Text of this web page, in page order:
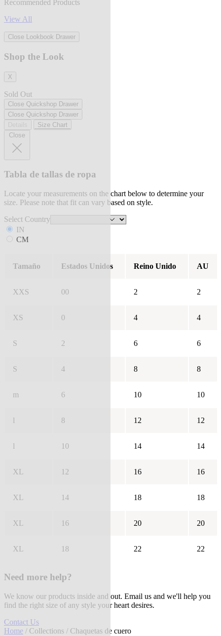
Recommended Products
View All
Close Lookbook Drawer
Shop the Look
X
Sold Out
Close Quickshop Drawer
Close Quickshop Drawer
Size Chart
Close
Tabla de tallas de ropa
Locate your measurements on the chart below to determine your
size. Please note that fit can vary based on style.
Select Country
IN
CM
Tamaño Estados Unidos Reino Unido AU
XXS 00 2 2
XS 0 4 4
S 2 6 6
S 4 8 8
m 6 10 10
l 8 12 12
l 10 14 14
XL 12 16 16
XL 14 18 18
XL 16 20 20
XL 18 22 22
Need more help?
We know our products inside and out. Email us and we'll help you
find the right size of any style your heart desires.
Contact Us
Home / Collections / Chaquetas de cuero